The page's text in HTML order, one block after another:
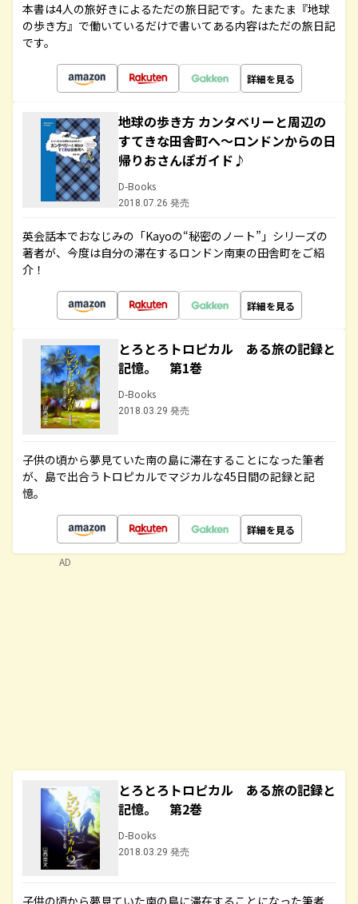
本書は4人の旅好きによるただの旅日記です。たまたま『地球
の歩き方』で働いているだけで書いてある内容はただの旅日記
です。
詳細を見る
地球の歩き方 カンタベリーと周辺の
すてきな田舎町へ～ロンドンからの日
帰りおさんぽガイド♪
D-Books
2018.07.26 発売
英会話本でおなじみの「Kayoの“秘密のノート”」シリーズの
著者が、今度は自分の滞在するロンドン南東の田舎町をご紹
介！
詳細を見る
とろとろトロピカル ある旅の記録と
記憶。 第1巻
D-Books
2018.03.29 発売
子供の頃から夢見ていた南の島に滞在することになった筆者
が、島で出合うトロピカルでマジカルな45日間の記録と記
憶。
詳細を見る
とろとろトロピカル ある旅の記録と
記憶。 第2巻
D-Books
2018.03.29 発売
子供の頃から夢見ていた南の島に滞在することになった筆者
AD